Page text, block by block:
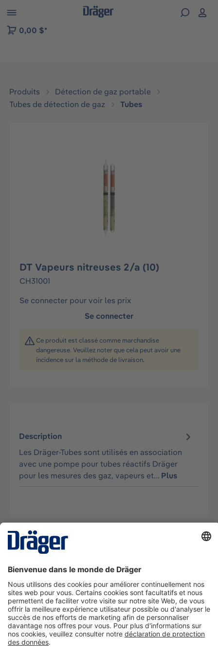
to B2B platform navigation
0,00 $*
Produits
Détection de gaz portable
Tubes de détection de gaz
Tubes
DT Vapeurs nitreuses 2/a (10)
CH31001
Se connecter pour voir les prix
Se connecter
Ce produit est classé comme marchandise
dangereuse. Veuillez noter que cela peut avoir une
incidence sur la méthode de livraison.
Description
Les Dräger-Tubes sont utilisés en association
avec une pompe pour tubes réactifs Dräger
pour les mesures des gaz, vapeurs et… Plus
La technologie
Nous contacter
A propos de Dräger
Informations